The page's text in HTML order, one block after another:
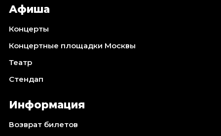
Афиша
Концерты
Концертные площадки Москвы
Театр
Стендап
Информация
Возврат билетов